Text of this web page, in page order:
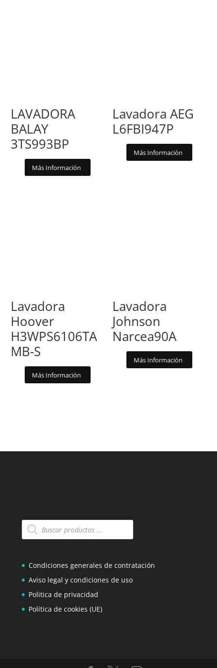
LAVADORA
BALAY
3TS993BP
Más Información
Lavadora AEG
L6FBI947P
Más Información
Lavadora
Hoover
H3WPS6106TA
MB-S
Más Información
Lavadora
Johnson
Narcea90A
Más Información
Búsqueda
de
Condiciones generales de contratación
Aviso legal y condiciones de uso
Politica de privacidad
Política de cookies (UE)